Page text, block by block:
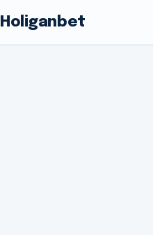
Holiganbet